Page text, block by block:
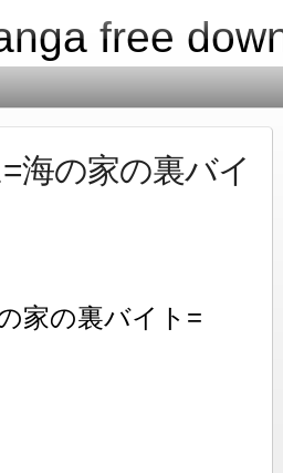
free
海の家の裏バイ
家の裏バイト=